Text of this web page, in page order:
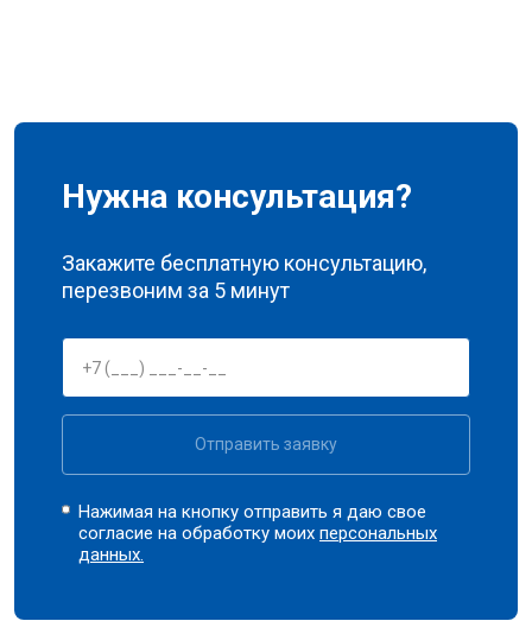
Нужна консультация?
Закажите бесплатную консультацию,
перезвоним за 5 минут
Отправить заявку
Нажимая на кнопку отправить я даю свое
согласие на обработку моихперсональных
данных.